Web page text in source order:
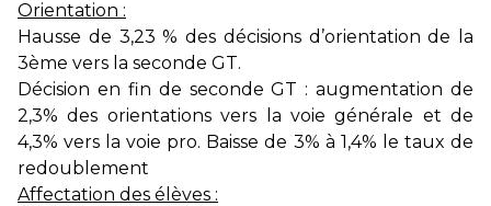
Orientation :
Hausse de 3,23 % des décisions d’orientation de la
3ème vers la seconde GT.
Décision en fin de seconde GT : augmentation de
2,3% des orientations vers la voie générale et de
4,3% vers la voie pro. Baisse de 3% à 1,4% le taux de
redoublement
Affectation des élèves :